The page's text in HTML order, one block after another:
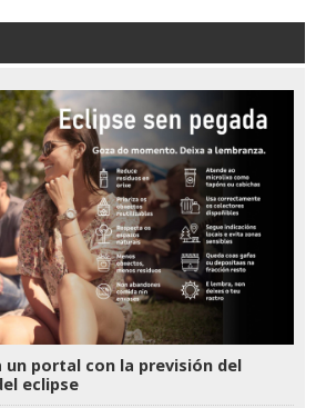
un portal con la previsión del
eclipse